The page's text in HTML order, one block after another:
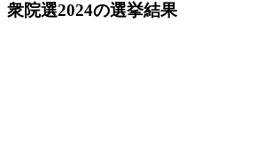
衆院選2024の選挙結果